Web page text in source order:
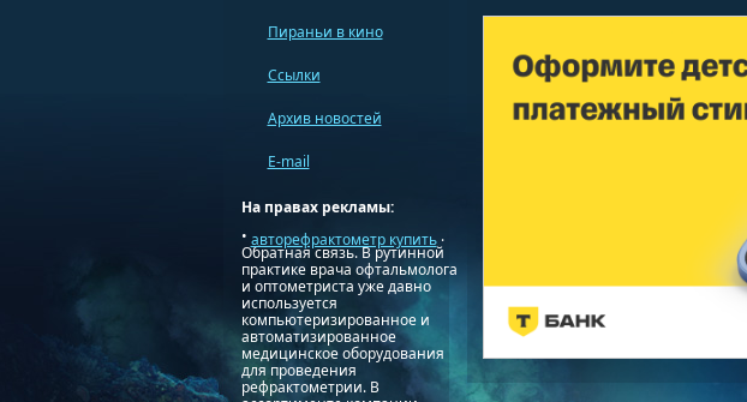
Пираньи в кино
Ссылки
Архив новостей
E-mail
На правах рекламы:
• авторефрактометр купить .
Обратная связь. В рутинной
практике врача офтальмолога
и оптометриста уже давно
используется
компьютеризированное и
автоматизированное
медицинское оборудования
для проведения
рефрактометрии. В